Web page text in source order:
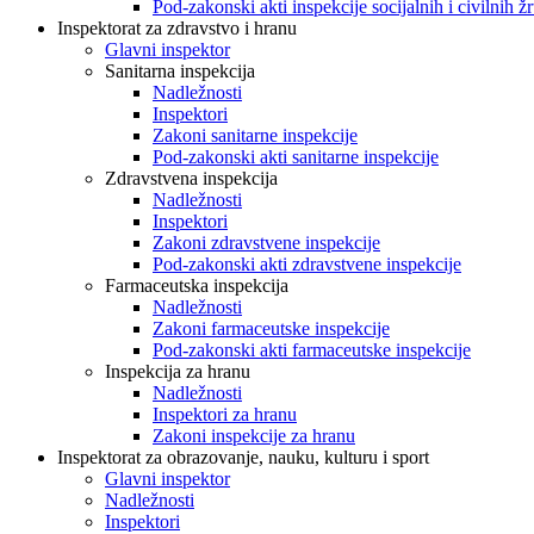
Pod-zakonski akti inspekcije socijalnih i civilnih
Inspektorat za zdravstvo i hranu
Glavni inspektor
Sanitarna inspekcija
Nadležnosti
Inspektori
Zakoni sanitarne inspekcije
Pod-zakonski akti sanitarne inspekcije
Zdravstvena inspekcija
Nadležnosti
Inspektori
Zakoni zdravstvene inspekcije
Pod-zakonski akti zdravstvene inspekcije
Farmaceutska inspekcija
Nadležnosti
Zakoni farmaceutske inspekcije
Pod-zakonski akti farmaceutske inspekcije
Inspekcija za hranu
Nadležnosti
Inspektori za hranu
Zakoni inspekcije za hranu
Inspektorat za obrazovanje, nauku, kulturu i sport
Glavni inspektor
Nadležnosti
Inspektori